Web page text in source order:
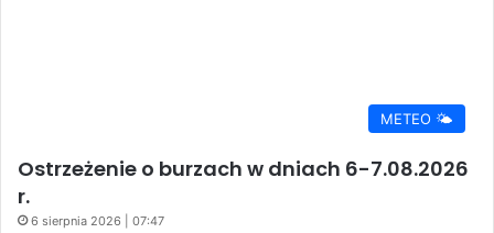
METEO 🌤️
Ostrzeżenie o burzach w dniach 6-7.08.2026
r.
6 sierpnia 2026 | 07:47